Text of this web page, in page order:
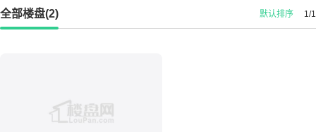
全部楼盘(2) 1/1
默认排序